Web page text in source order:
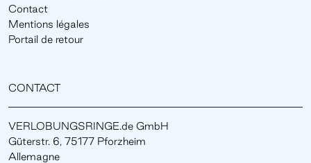
Contact
Mentions légales
Portail de retour
CONTACT
VERLOBUNGSRINGE.de GmbH
Güterstr. 6, 75177 Pforzheim
Allemagne